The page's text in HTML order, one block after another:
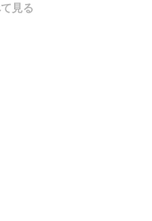
、お試しくださいね。
見る